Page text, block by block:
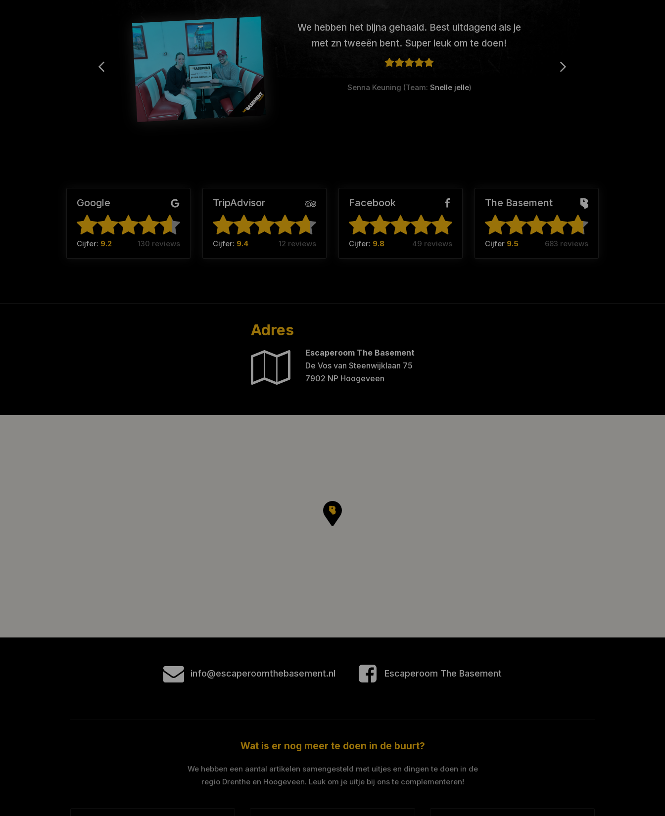
We hebben het bijna gehaald. Best uitdagend als je
met zn tweeën bent. Super leuk om te doen!
Senna Keuning (Team: Snelle jelle)
Google
Cijfer: 9.2 130 reviews
TripAdvisor
Cijfer: 9.4 12 reviews
Facebook
Cijfer: 9.8 49 reviews
The Basement
Cijfer 9.5 683 reviews
Adres
Escaperoom The Basement
De Vos van Steenwijklaan 75
7902 NP Hoogeveen
info@escaperoomthebasement.nl Escaperoom The Basement
Wat is er nog meer te doen in de buurt?
We hebben een aantal artikelen samengesteld met uitjes en dingen te doen in de
regio Drenthe en Hoogeveen. Leuk om je uitje bij ons te complementeren!